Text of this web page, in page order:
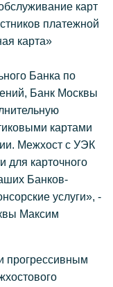
карт
платежной
карта»
Банка по
Банк Москвы
картами
Межхост с УЭК
для карточного
Банков-
услуги», -
Максим
прогрессивным